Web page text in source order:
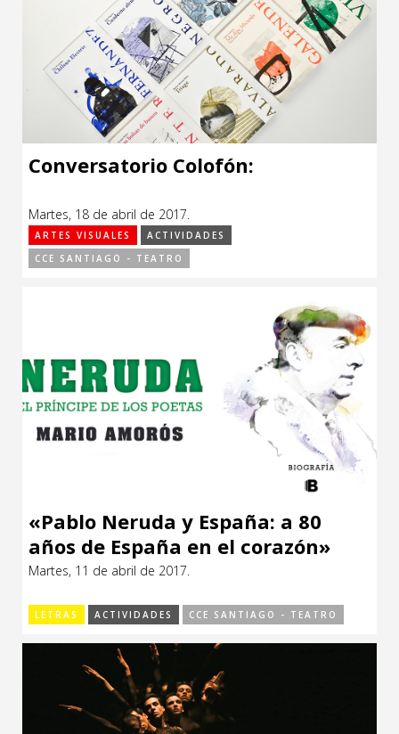
Conversatorio Colofón:
Martes, 18 de abril de 2017.
ARTES VISUALES
ACTIVIDADES
CCE SANTIAGO - TEATRO
«Pablo Neruda y España: a 80
años de España en el corazón»
Martes, 11 de abril de 2017.
LETRAS ACTIVIDADES CCE SANTIAGO - TEATRO